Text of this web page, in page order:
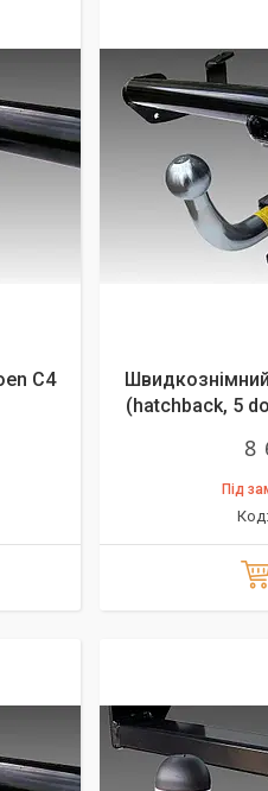
C4
(hatchback, 5
8
Під